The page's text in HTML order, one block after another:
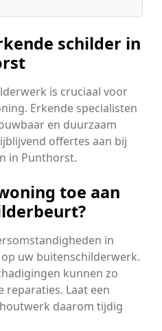
schilder in
is cruciaal voor
Erkende specialisten
en duurzaam
offertes aan bij
in Punthorst.
toe aan
in
uw buitenschilderwerk.
kunnen zo
Laat een
daarom tijdig